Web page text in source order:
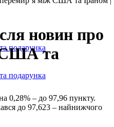
подарунка
подарунка
новин про
США та
0,28% – до 97,96 пункту.
до 97,623 – найнижчого